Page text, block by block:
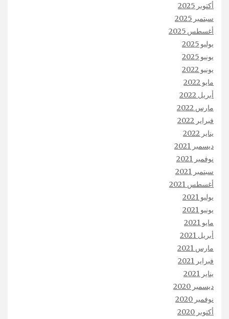
أكتوبر 2025
سبتمبر 2025
أغسطس 2025
يوليو 2025
يونيو 2025
يونيو 2022
مايو 2022
أبريل 2022
مارس 2022
فبراير 2022
يناير 2022
ديسمبر 2021
نوفمبر 2021
سبتمبر 2021
أغسطس 2021
يوليو 2021
يونيو 2021
مايو 2021
أبريل 2021
مارس 2021
فبراير 2021
يناير 2021
ديسمبر 2020
نوفمبر 2020
أكتوبر 2020